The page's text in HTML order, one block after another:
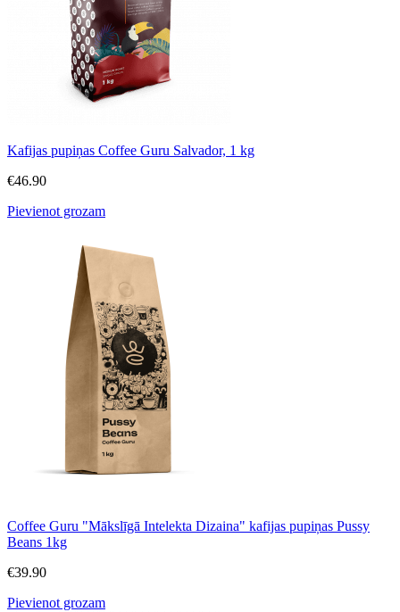
Kafijas pupiņas Coffee Guru Salvador, 1 kg
€46.90
Pievienot grozam
Coffee Guru "Mākslīgā Intelekta Dizaina" kafijas pupiņas Pussy
Beans 1kg
€39.90
Pievienot grozam